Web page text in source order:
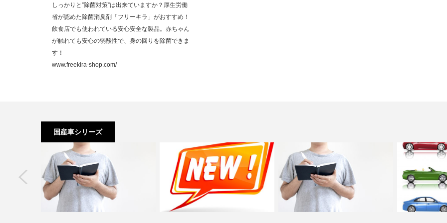
しっかりと”除菌対策”は出来ていますか？厚生労働
省が認めた除菌消臭剤「フリーキラ」がおすすめ！
飲食店でも使われている安心安全な製品。赤ちゃん
が触れても安心の弱酸性で、身の回りを除菌できま
す！
www.freekira-shop.com/
国産車シリーズ